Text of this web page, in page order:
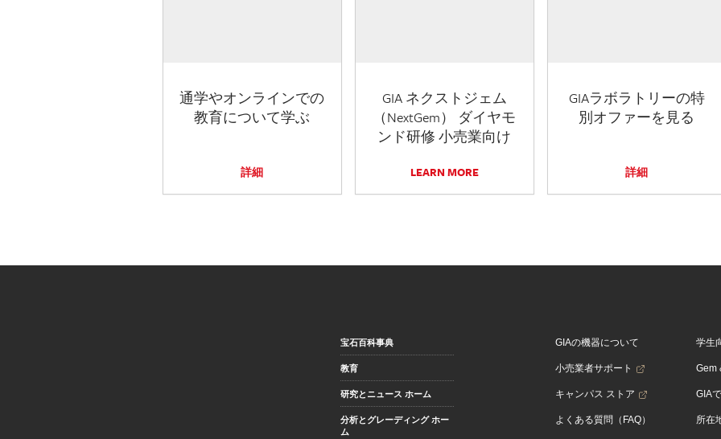
通学やオンラインでの
教育について学ぶ
詳細
GIA ネクストジェム
（NextGem） ダイヤモ
ンド研修 小売業向け
LEARN MORE
GIAラボラトリーの特
別オファーを見る
詳細
宝石百科事典
教育
研究とニュース ホーム
分析とグレーディング ホー
ム
GIAの機器について
小売業者サポート
キャンパス ストア
よくある質問（FAQ）
学生
Gem
GIA
所在